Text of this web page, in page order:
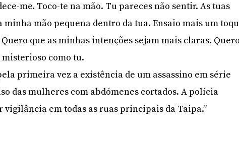
me. Toco-te na mão. Tu pareces não sentir. As tuas
minha mão pequena dentro da tua. Ensaio mais um
que as minhas intenções sejam mais claras.
como tu.
primeira vez a existência de um assassino em série
das mulheres com abdómenes cortados. A polícia
vigilância em todas as ruas principais da Taipa.”